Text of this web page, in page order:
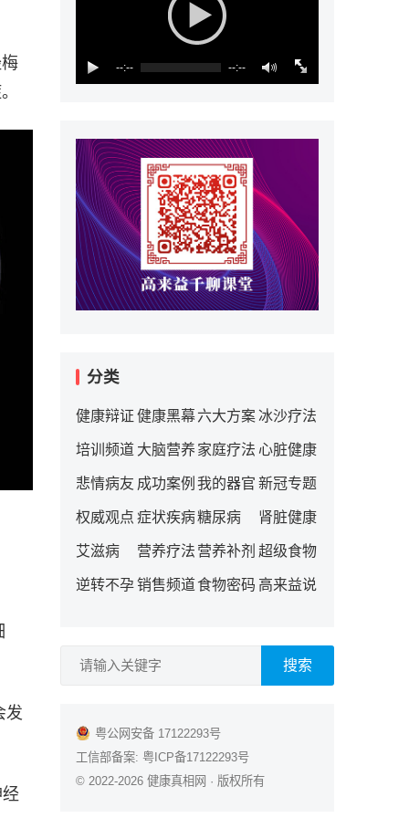
发
--:-- --:--
分类
健康辩证 健康黑幕 六大方案冰沙疗法
培训频道 大脑营养 家庭疗法 心脏健康
悲情病友 成功案例 我的器官 新冠专题
权威观点 症状疾病糖尿病 肾脏健康
艾滋病 营养疗法 营养补剂 超级食物
逆转不孕销售频道食物密码 高来益说
搜索
粤公网安备 17122293号
工信部备案: 粤ICP备17122293号
© 2022-2026 健康真相网 · 版权所有